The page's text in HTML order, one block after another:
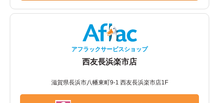
アフラックサービスショップ
西友長浜楽市店
滋賀県長浜市八幡東町9-1 西友長浜楽市店1F